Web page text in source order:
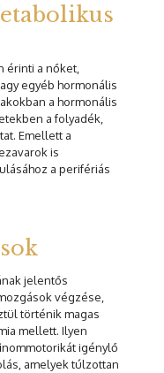
érinti a nőket,
egyéb hormonális
a hormonális
a folyadék,
Emellett a
is
a perifériás
jelentős
végzése,
történik magas
mellett. Ilyen
igénylő
amelyek túlzottan